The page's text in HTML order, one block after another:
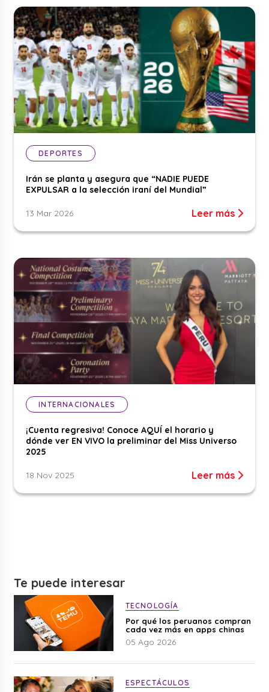
DEPORTES
Irán se planta y asegura que “NADIE PUEDE
EXPULSAR a la selección iraní del Mundial”
13 Mar 2026 Leer más
INTERNACIONALES
¡Cuenta regresiva! Conoce AQUÍ el horario y
dónde ver EN VIVO la preliminar del Miss Universo
2025
18 Nov 2025 Leer más
Te puede interesar
TECNOLOGÍA
Por qué los peruanos compran
cada vez más en apps chinas
05 Ago 2026
ESPECTÁCULOS